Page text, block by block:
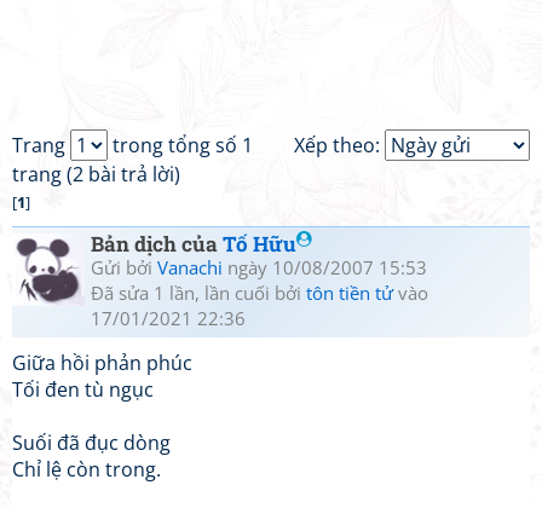
Xếp theo:
Trang
trong tổng số 1
trang (2 bài trả lời)
[1]
Bản dịch củaTố Hữu
Gửi bởi Vanachi ngày 10/08/2007 15:53
Đã sửa 1 lần, lần cuối bởi tôn tiền tửvào
17/01/2021 22:36
Giữa hồi phản phúc
Tối đen tù ngục
Suối đã đục dòng
Chỉ lệ còn trong.